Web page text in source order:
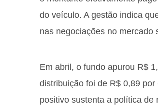
do veículo. A gestão indica
nas negociações no mercado
Em abril, o fundo apurou R$
distribuição foi de R$ 0,89
positivo sustenta a política de